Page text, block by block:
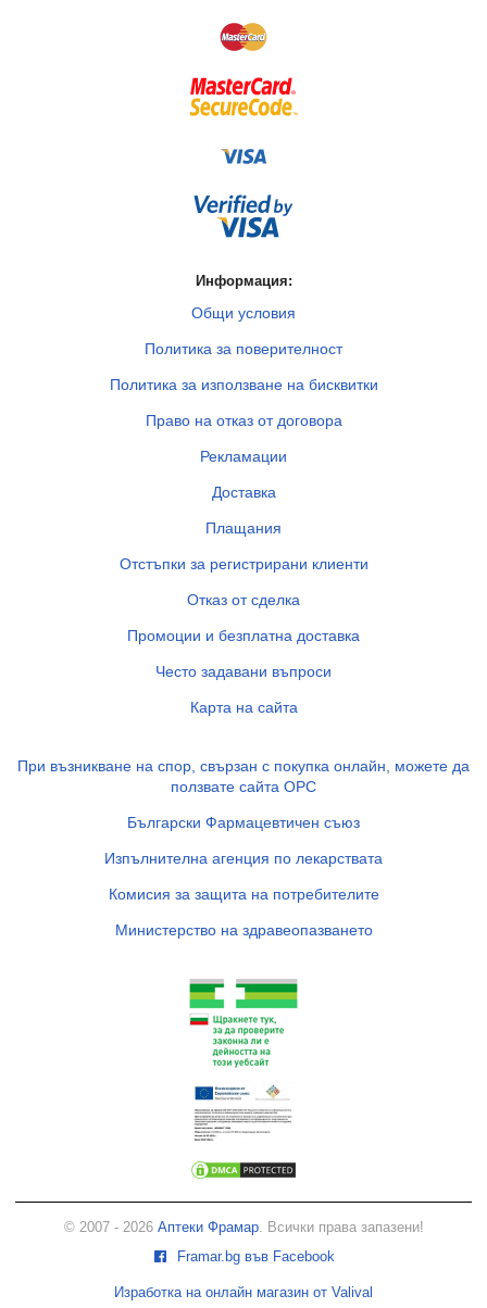
Информация:
Общи условия
Политика за поверителност
Политика за използване на бисквитки
Право на отказ от договора
Рекламации
Доставка
Плащания
Отстъпки за регистрирани клиенти
Отказ от сделка
Промоции и безплатна доставка
Често задавани въпроси
Карта на сайта
При възникване на спор, свързан с покупка онлайн, можете да
ползвате сайта ОРС
Български Фармацевтичен съюз
Изпълнителна агенция по лекарствата
Комисия за защита на потребителите
Министерство на здравеопазването
© 2007 - 2026 Аптеки Фрамар. Всички права запазени!
Framar.bg във Facebook
Изработка на онлайн магазин от Valival